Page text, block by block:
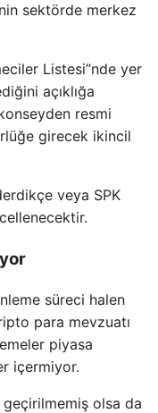
sektörde merkez
Listesi”nde yer
açıklığa
resmi
girecek ikincil
veya SPK
süreci halen
para mevzuatı
piyasa
içermiyor.
olsa da